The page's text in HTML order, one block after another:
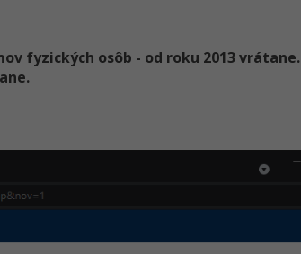
fyzických osôb - od roku 2013 vrátane.